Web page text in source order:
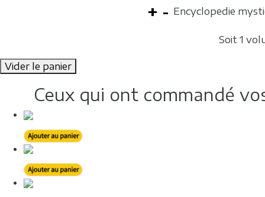
Encyclopedie
Soit 1
Vider le panier
Ceux qui ont commandé